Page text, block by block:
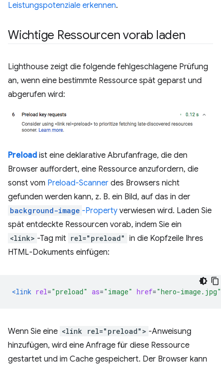
Leistungspotenziale erkennen.
Wichtige Ressourcen vorab laden
Lighthouse zeigt die folgende fehlgeschlagene Prüfung
an, wenn eine bestimmte Ressource spät geparst und
abgerufen wird:
Preload ist eine deklarative Abrufanfrage, die den
Browser auffordert, eine Ressource anzufordern, die
sonst vom Preload-Scanner des Browsers nicht
gefunden werden kann, z. B. ein Bild, auf das in der
background-image -Property verwiesen wird. Laden Sie
spät entdeckte Ressourcen vorab, indem Sie ein
<link> -Tag mit rel="preload" in die Kopfzeile Ihres
HTML-Dokuments einfügen:
<link rel="preload" as="image" href="hero-image.jpg"
Wenn Sie eine <link rel="preload"> -Anweisung
hinzufügen, wird eine Anfrage für diese Ressource
gestartet und im Cache gespeichert. Der Browser kann